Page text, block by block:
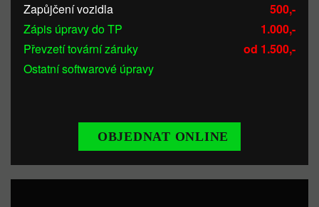
Zapůjčení vozidla
500,-
Zápis úpravy do TP
1.000,-
Převzetí tovární záruky
od 1.500,-
Ostatní softwarové úpravy
OBJEDNAT ONLINE